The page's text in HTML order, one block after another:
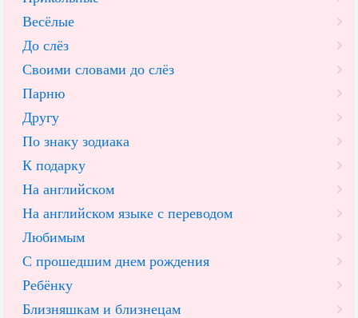
Весёлые
До слёз
Своими словами до слёз
Парню
Другу
По знаку зодиака
К подарку
На английском
На английском языке с переводом
Любимым
С прошедшим днем рождения
Ребёнку
Близняшкам и близнецам